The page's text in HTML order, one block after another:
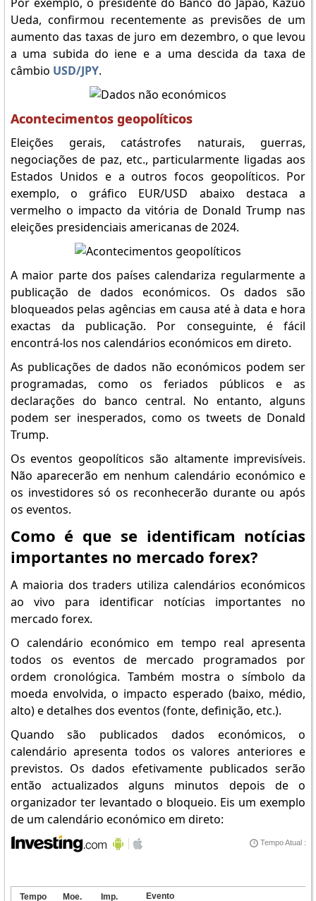
Ueda, confirmou recentemente as previsões de um
aumento das taxas de juro em dezembro, o que levou
a uma subida do iene e a uma descida da taxa de
câmbio USD/JPY.
Acontecimentos geopolíticos
Eleições gerais, catástrofes naturais, guerras,
negociações de paz, etc., particularmente ligadas aos
Estados Unidos e a outros focos geopolíticos. Por
exemplo, o gráfico EUR/USD abaixo destaca a
vermelho o impacto da vitória de Donald Trump nas
eleições presidenciais americanas de 2024.
A maior parte dos países calendariza regularmente a
publicação de dados económicos. Os dados são
bloqueados pelas agências em causa até à data e hora
exactas da publicação. Por conseguinte, é fácil
encontrá-los nos calendários económicos em direto.
As publicações de dados não económicos podem ser
programadas, como os feriados públicos e as
declarações do banco central. No entanto, alguns
podem ser inesperados, como os tweets de Donald
Trump.
Os eventos geopolíticos são altamente imprevisíveis.
Não aparecerão em nenhum calendário económico e
os investidores só os reconhecerão durante ou após
os eventos.
Como é que se identificam notícias
importantes no mercado forex?
A maioria dos traders utiliza calendários económicos
ao vivo para identificar notícias importantes no
mercado forex.
O calendário económico em tempo real apresenta
todos os eventos de mercado programados por
ordem cronológica. Também mostra o símbolo da
moeda envolvida, o impacto esperado (baixo, médio,
alto) e detalhes dos eventos (fonte, definição, etc.).
Quando são publicados dados económicos, o
calendário apresenta todos os valores anteriores e
previstos. Os dados efetivamente publicados serão
então actualizados alguns minutos depois de o
organizador ter levantado o bloqueio. Eis um exemplo
de um calendário económico em direto: